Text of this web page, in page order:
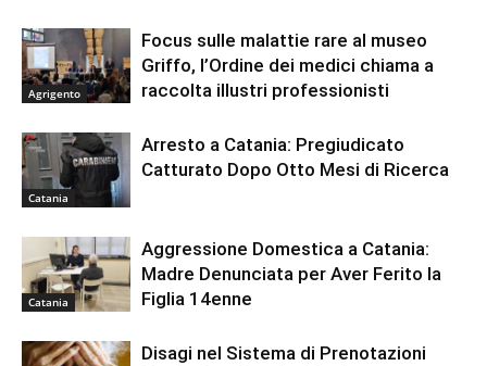
Agrigento
Focus sulle malattie rare al museo
Griffo, l’Ordine dei medici chiama a
raccolta illustri professionisti
Catania
Arresto a Catania: Pregiudicato
Catturato Dopo Otto Mesi di Ricerca
Catania
Aggressione Domestica a Catania:
Madre Denunciata per Aver Ferito la
Figlia 14enne
Disagi nel Sistema di Prenotazioni